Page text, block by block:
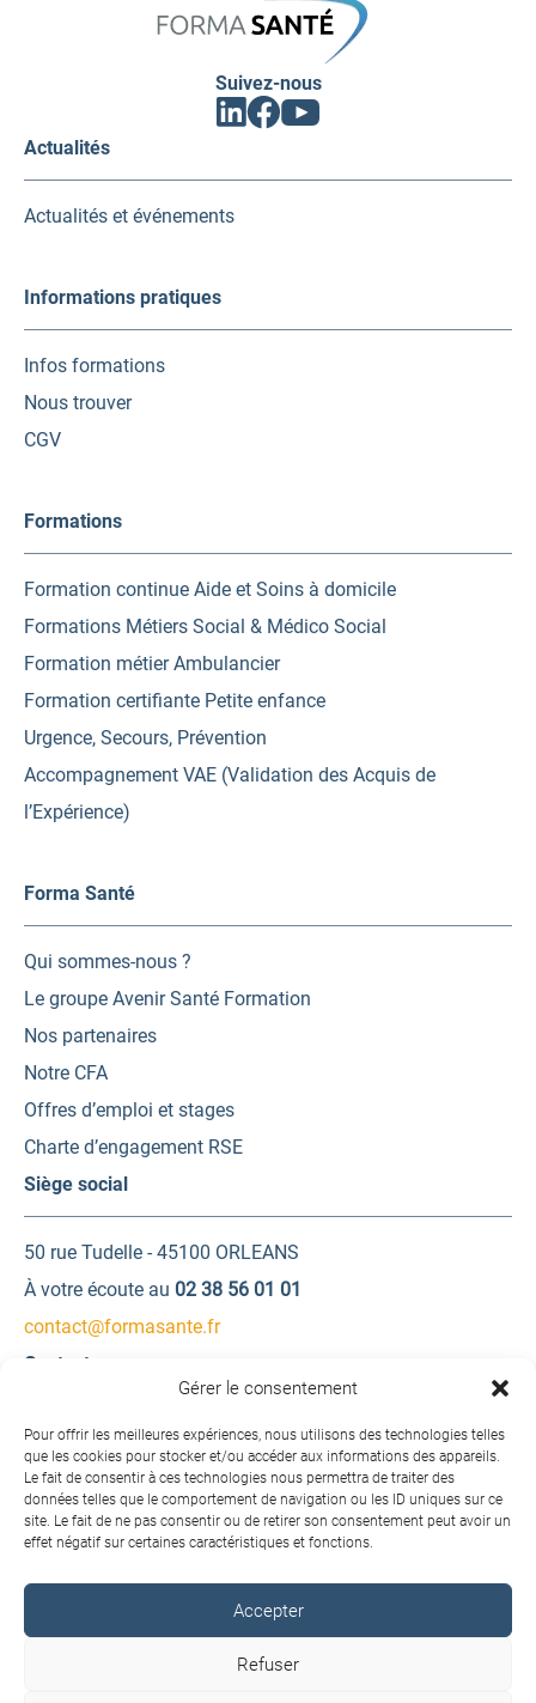
Gérer le consentement
Pour offrir les meilleures expériences, nous utilisons des technologies telles
que les cookies pour stocker et/ou accéder aux informations des appareils.
Le fait de consentir à ces technologies nous permettra de traiter des
données telles que le comportement de navigation ou les ID uniques sur ce
site. Le fait de ne pas consentir ou de retirer son consentement peut avoir un
effet négatif sur certaines caractéristiques et fonctions.
Accepter
Refuser
Suivez-nous
Linkedin
(ouvrir
nouvel
Facebook
(ouvrir
nouvel
Youtube
(ouvrir
nouvel
Actualités
Actualités et événements
Informations pratiques
Infos formations
Nous trouver
CGV
Formations
Formation continue Aide et Soins à domicile
Formations Métiers Social & Médico Social
Formation métier Ambulancier
Formation certifiante Petite enfance
Urgence, Secours, Prévention
Accompagnement VAE (Validation des Acquis de
l’Expérience)
Forma Santé
Qui sommes-nous ?
Le groupe Avenir Santé Formation
Nos partenaires
Notre CFA
Offres d’emploi et stages
Charte d’engagement RSE
Siège social
50 rue Tudelle - 45100 ORLEANS
À votre écoute au 02 38 56 01 01
contact@formasante.fr
Contactez-nous
Une question ? Une demande d’information ?
Contactez-nous
Copyright © 2026 FORMA SANTÉ. Tous droits réservés.